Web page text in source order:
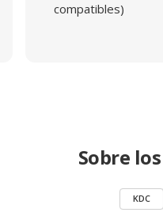
compatibles)
Sobre
KDC